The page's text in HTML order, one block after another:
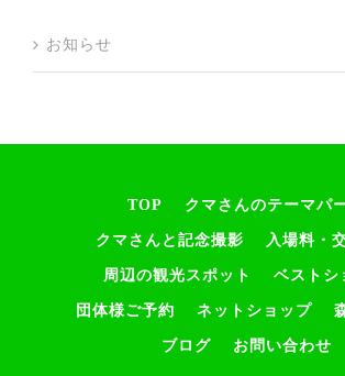
お知らせ
TOP クマさんのテーマパ
クマさんと記念撮影 入場料・
周辺の観光スポット ベストシ
団体様ご予約 ネットショップ
ブログ お問い合わせ